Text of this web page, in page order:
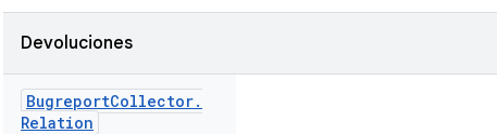
Devoluciones
BugreportCollector.
Relation